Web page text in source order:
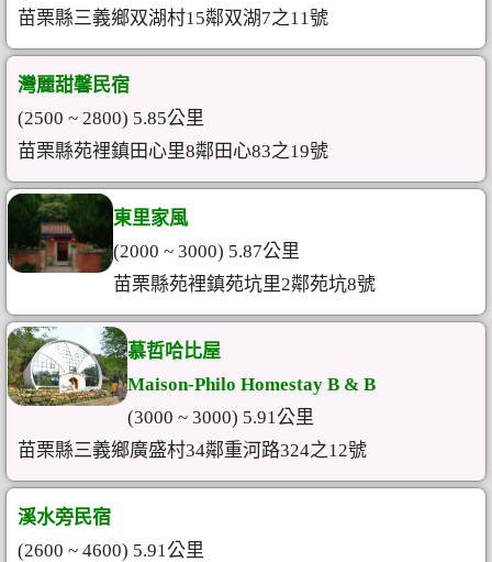
苗栗縣三義鄉双湖村15鄰双湖7之11號
灣麗甜馨民宿
(2500 ~ 2800) 5.85公里
苗栗縣苑裡鎮田心里8鄰田心83之19號
東里家風
(2000 ~ 3000) 5.87公里
苗栗縣苑裡鎮苑坑里2鄰苑坑8號
慕哲哈比屋
Maison-Philo Homestay B & B
(3000 ~ 3000) 5.91公里
苗栗縣三義鄉廣盛村34鄰重河路324之12號
溪水旁民宿
(2600 ~ 4600) 5.91公里